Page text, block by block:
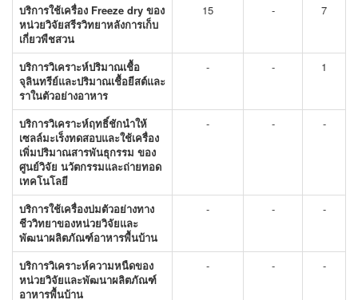
บริการใช้เครื่อง Freeze dry ของ
หน่วยวิจัยสรีรวิทยาหลังการเก็บ
เกี่ยวพืชสวน
15 - 7
บริการวิเคราะห์ปริมาณเชื้อ
จุลินทรีย์และปริมาณเชื้อยีสต์และ
ราในตัวอย่างอาหาร
- - 1
บริการวิเคราะห์ฤทธิ์ชักนำให้
เซลล์มะเร็งทดสอบและใช้เครื่อง
เพิ่มปริมาณสารพันธุกรรม ของ
ศูนย์วิจัย นวัตกรรมและถ่ายทอด
เทคโนโลยี
- - -
บริการใช้เครื่องบ่มตัวอย่างทาง
ชีววิทยาของหน่วยวิจัยและ
พัฒนาผลิตภัณฑ์อาหารพื้นบ้าน
- - -
บริการวิเคราะห์ความหนืดของ
หน่วยวิจัยและพัฒนาผลิตภัณฑ์
อาหารพื้นบ้าน
- - -